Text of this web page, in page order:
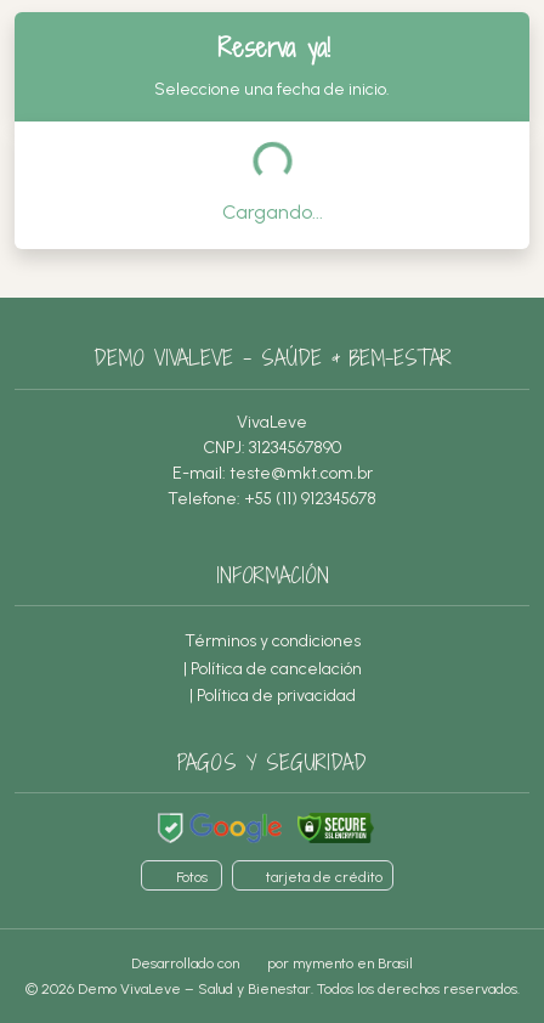
¡Reserva ya!
Seleccione una fecha de inicio.
Cargando...
DEMO VIVALEVE – SAÚDE & BEM-ESTAR
VivaLeve
CNPJ: 31234567890
E-mail: teste@mkt.com.br
Telefone: +55 (11) 912345678
INFORMACIÓN
Términos y condiciones
| Política de cancelación
| Política de privacidad
PAGOS Y SEGURIDAD
Fotos tarjeta de crédito
Desarrollado con por mymento en Brasil
© 2026 Demo VivaLeve – Salud y Bienestar. Todos los derechos reservados.